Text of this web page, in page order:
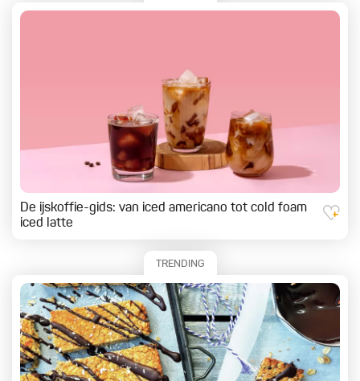
De ijskoffie-gids: van iced americano tot cold foam
iced latte
TRENDING